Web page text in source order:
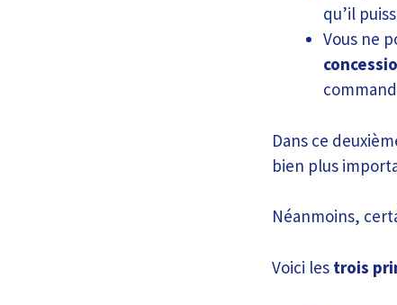
qu’il
Vous ne
Dans ce
bien plus
Néanmoins,
Voici les trois